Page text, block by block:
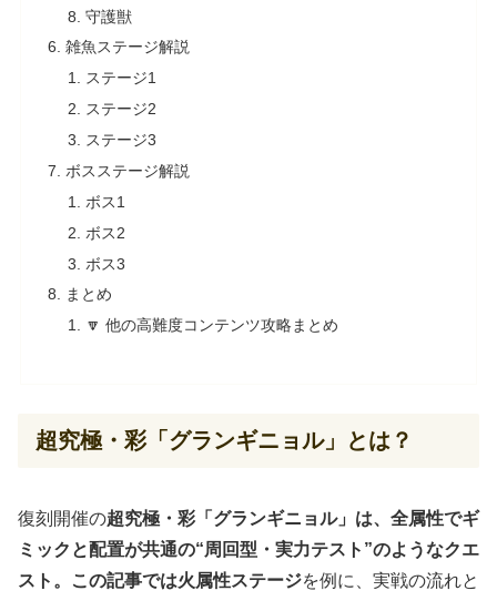
守護獣
雑魚ステージ解説
ステージ1
ステージ2
ステージ3
ボスステージ解説
ボス1
ボス2
ボス3
まとめ
🔽 他の高難度コンテンツ攻略まとめ
超究極・彩「グランギニョル」とは？
復刻開催の超究極・彩「グランギニョル」は、全属性でギ
ミックと配置が共通の“周回型・実力テスト”のようなクエ
スト。この記事では火属性ステージを例に、実戦の流れと